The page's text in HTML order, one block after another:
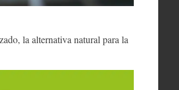
la alternativa natural para la